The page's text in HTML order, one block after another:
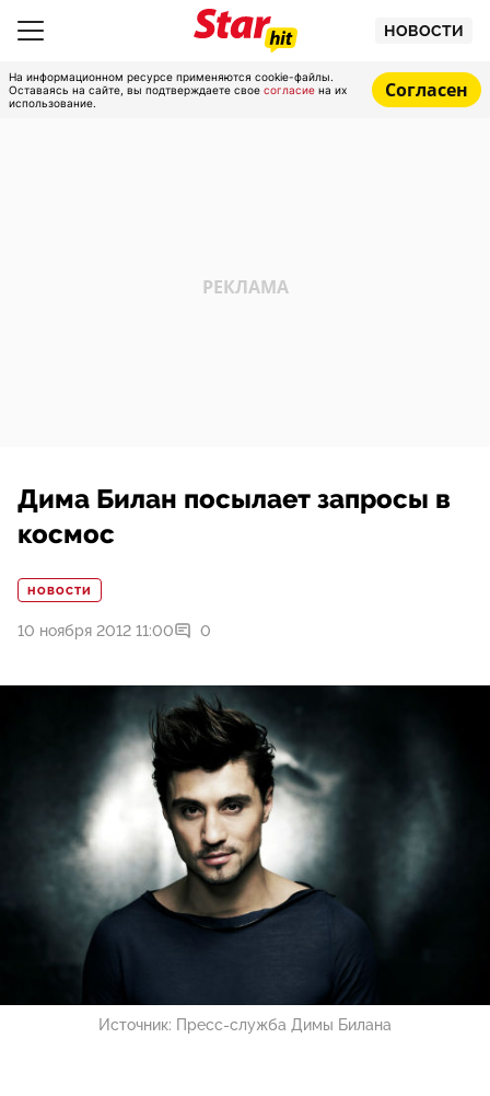
НОВОСТИ
На информационном ресурсе применяются cookie-файлы.
Оставаясь на сайте, вы подтверждаете свое согласие на их
использование.
Согласен
Дима Билан посылает запросы в
космос
НОВОСТИ
10 ноября 2012 11:00 0
Источник: Пресс-служба Димы Билана